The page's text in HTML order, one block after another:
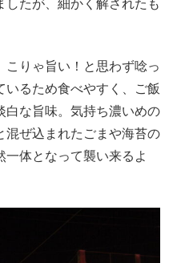
たが、細かく解されたも
こりゃ旨い！と思わず唸っ
いるため食べやすく、ご飯
白な旨味。気持ち濃いめの
混ぜ込まれたごまや海苔の
一体となって襲い来るよ